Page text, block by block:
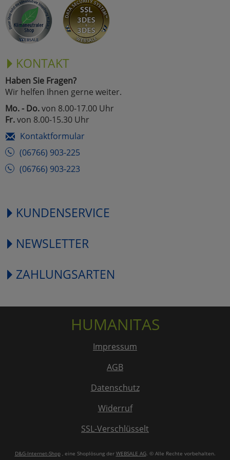
KONTAKT
Haben Sie Fragen?
Wir helfen Ihnen gerne weiter.
Mo. - Do.von 8.00-17.00 Uhr
Fr.von 8.00-15.30 Uhr
Kontaktformular
(06766) 903-225
(06766) 903-223
KUNDENSERVICE
NEWSLETTER
ZAHLUNGSARTEN
HUMANITAS
Impressum
AGB
Datenschutz
Widerruf
SSL-Verschlüsselt
D&G-Internet-Shop, eine Shoplösung der WEBSALE AG. © Alle Rechte vorbehalten.
Marketing
Alle Akzeptieren
Cookies
Einstellungen speichern